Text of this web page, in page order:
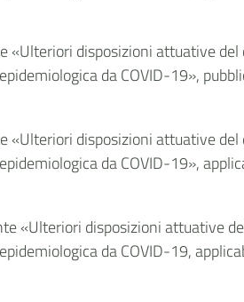
disposizioni attuative
da COVID-19»,
disposizioni attuative
da COVID-19»,
«Ulteriori disposizioni attuative
da COVID-19,